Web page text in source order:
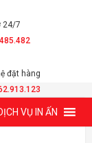
24/7
đặt hàng
VỤ IN ẤN
THEO TREND